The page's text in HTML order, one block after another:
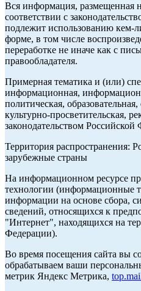
Вся информация, размещенная
соответствии с
подлежит использованию кем-
форме, в том числе
переработке не иначе как с
правообладателя.
Примерная тематика и (или)
информационная,
политическая,
культурно-просветительская,
законодательством
Территория распространения:
зарубежные страны
На информационном ресурсе
технологии (информационные
информации на основе сбора,
сведений, относящихся к
"Интернет", находящихся на
Федерации).
Во время посещения сайта вы
обрабатываем ваши
метрик Яндекс Метрика,